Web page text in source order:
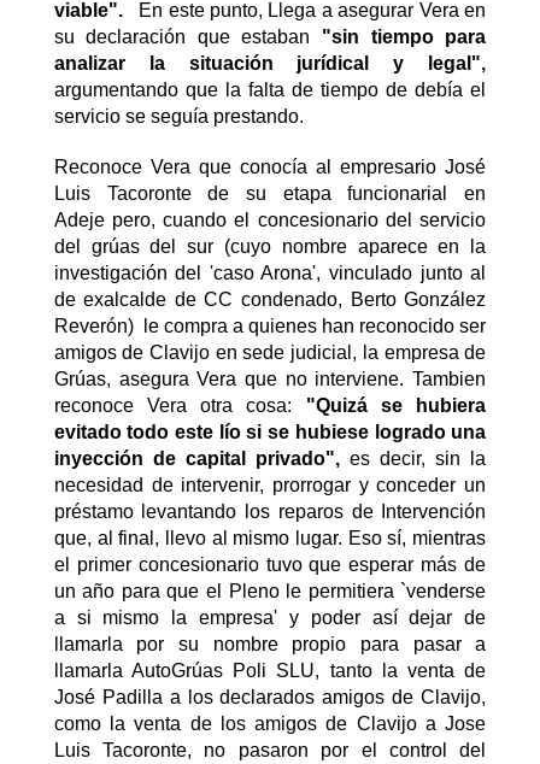
viable".
En este punto, Llega a asegurar Vera en
su declaración que estaban "sin tiempo para
analizar la situación jurídical y legal",
argumentando que la falta de tiempo de debía el
servicio se seguía prestando.
Reconoce Vera que conocía al empresario José
Luis Tacoronte de su etapa funcionarial en
Adeje pero, cuando el concesionario del servicio
del grúas del sur (cuyo nombre aparece en la
investigación del 'caso Arona', vinculado junto al
de exalcalde de CC condenado, Berto González
Reverón) le compra a quienes han reconocido ser
amigos de Clavijo en sede judicial, la empresa de
Grúas, asegura Vera que no interviene. Tambien
reconoce Vera otra cosa: "Quizá se hubiera
evitado todo este lío si se hubiese logrado una
inyección de capital privado",es decir, sin la
necesidad de intervenir, prorrogar y conceder un
préstamo levantando los reparos de Intervención
que, al final, llevo al mismo lugar. Eso sí, mientras
el primer concesionario tuvo que esperar más de
un año para que el Pleno le permitiera `venderse
a si mismo la empresa' y poder así dejar de
llamarla por su nombre propio para pasar a
llamarla AutoGrúas Poli SLU, tanto la venta de
José Padilla a los declarados amigos de Clavijo,
como la venta de los amigos de Clavijo a Jose
Luis Tacoronte, no pasaron por el control del